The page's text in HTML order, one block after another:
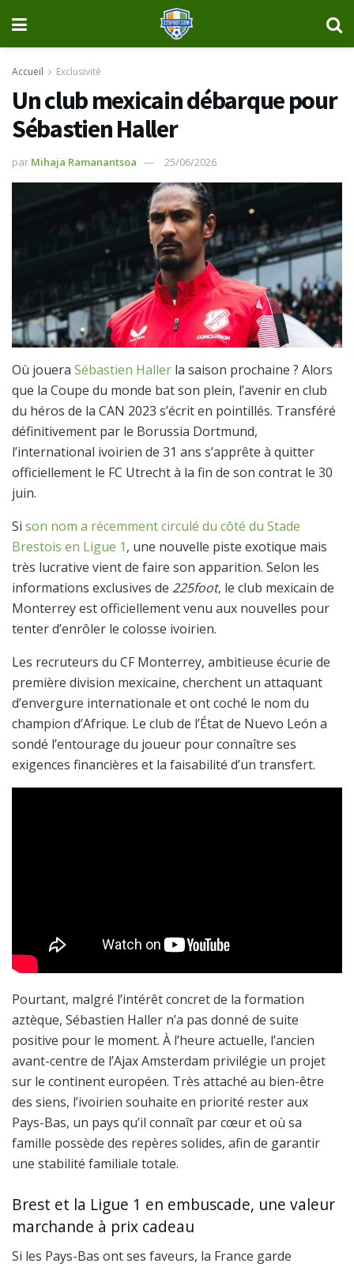
Accueil Exclusivité
Un club mexicain débarque pour
Sébastien Haller
par Mihaja Ramanantsoa 25/06/2026
Où jouera Sébastien Haller la saison prochaine ? Alors
que la Coupe du monde bat son plein, l’avenir en club
du héros de la CAN 2023 s’écrit en pointillés. Transféré
définitivement par le Borussia Dortmund,
l’international ivoirien de 31 ans s’apprête à quitter
officiellement le FC Utrecht à la fin de son contrat le 30
juin.
Si son nom a récemment circulé du côté du Stade
Brestois en Ligue 1, une nouvelle piste exotique mais
très lucrative vient de faire son apparition. Selon les
informations exclusives de 225foot, le club mexicain de
Monterrey est officiellement venu aux nouvelles pour
tenter d’enrôler le colosse ivoirien.
Les recruteurs du CF Monterrey, ambitieuse écurie de
première division mexicaine, cherchent un attaquant
d’envergure internationale et ont coché le nom du
champion d’Afrique. Le club de l’État de Nuevo León a
sondé l’entourage du joueur pour connaître ses
exigences financières et la faisabilité d’un transfert.
Pourtant, malgré l’intérêt concret de la formation
aztèque, Sébastien Haller n’a pas donné de suite
positive pour le moment. À l’heure actuelle, l’ancien
avant-centre de l’Ajax Amsterdam privilégie un projet
sur le continent européen. Très attaché au bien-être
des siens, l’ivoirien souhaite en priorité rester aux
Pays-Bas, un pays qu’il connaît par cœur et où sa
famille possède des repères solides, afin de garantir
une stabilité familiale totale.
Brest et la Ligue 1 en embuscade, une valeur
marchande à prix cadeau
Si les Pays-Bas ont ses faveurs, la France garde